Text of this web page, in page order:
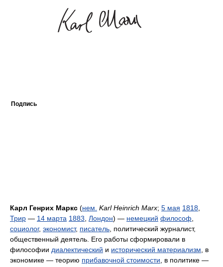
Подпись
Карл Генрих Маркс (нем. Karl Heinrich Marx; 5 мая 1818
Трир — 14 марта 1883 Лондон) — немецкий философ
социолог, экономист, писатель , политический журналист,
общественный деятель. Его работы сформировали в
философии диалектический и исторический материализм , в
экономике — теорию прибавочной стоимости , в политике —